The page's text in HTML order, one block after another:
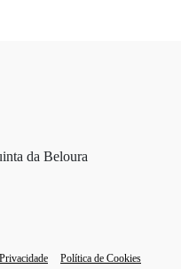
da Beloura
Política de Cookies